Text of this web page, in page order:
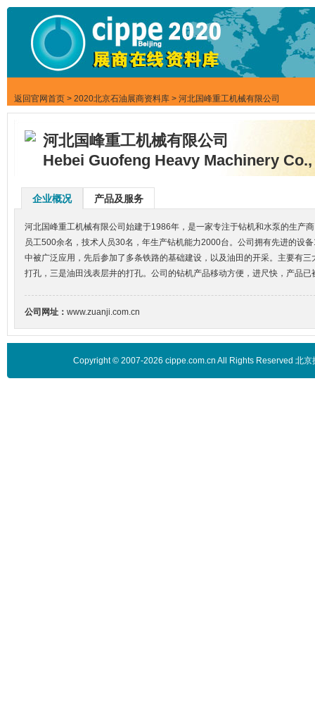
返回官网首页 > 2020北京石油展商资料库 > 河北国峰重工机械有限公司
河北国峰重工机械有限公司
Hebei Guofeng Heavy Machinery Co.,
企业概况 产品及服务
河北国峰重工机械有限公司始建于1986年，是一家专注于钻机和水泵的生产
员工500余名，技术人员30名，年生产钻机能力2000台。公司拥有先进的设
中被广泛应用，先后参加了多条铁路的基础建设，以及油田的开采。主要有
打孔，三是油田浅表层井的打孔。公司的钻机产品移动方便，进尺快，产品
公司网址： www.zuanji.com.cn
Copyright © 2007-2026 cippe.com.cn All Rights Reserved